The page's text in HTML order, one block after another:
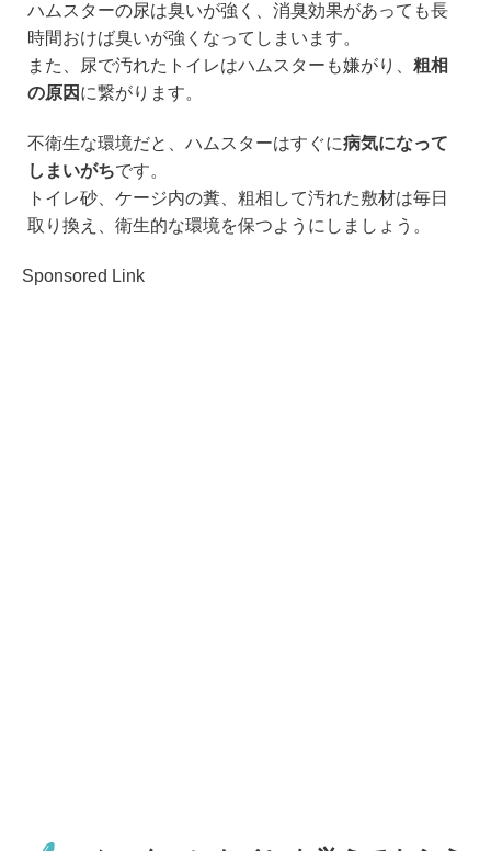
ハムスターの尿は臭いが強く、消臭効果があっても長
時間おけば臭いが強くなってしまいます。
また、尿で汚れたトイレはハムスターも嫌がり、 粗相
の原因 に繋がります。
不衛生な環境だと、ハムスターはすぐに病気になって
しまいがちです。
トイレ砂、ケージ内の糞、粗相して汚れた敷材は毎日
取り換え、衛生的な環境を保つようにしましょう。
Sponsored Link